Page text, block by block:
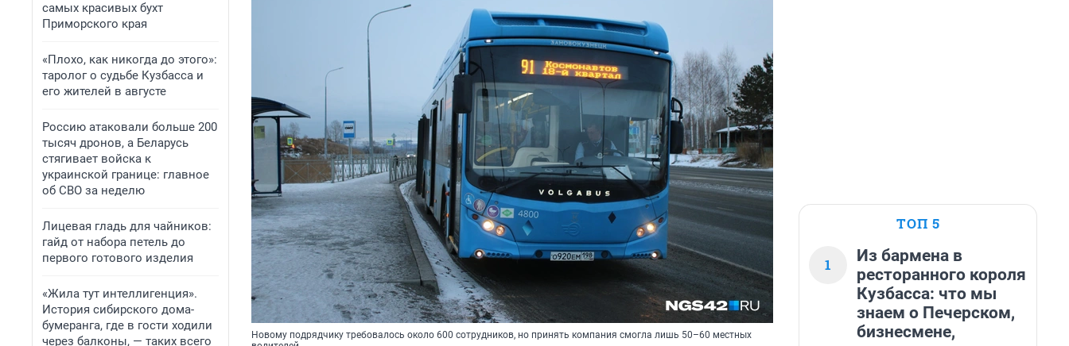
самых красивых бухт
Приморского края
«Плохо, как никогда до этого»:
таролог о судьбе Кузбасса и
его жителей в августе
Россию атаковали больше 200
тысяч дронов, а Беларусь
стягивает войска к
украинской границе: главное
об СВО за неделю
Лицевая гладь для чайников:
гайд от набора петель до
первого готового изделия
«Жила тут интеллигенция».
История сибирского дома-
бумеранга, где в гости ходили
через балконы, — таких всего
Новому подрядчику требовалось около 600 сотрудников, но принять компания смогла лишь 50–60 местных
ТОП 5
1
Из бармена в
ресторанного короля
Кузбасса: что мы
знаем о Печерском,
бизнесмене,